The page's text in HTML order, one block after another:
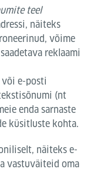
teel
näiteks
võime
reklaami
e-posti
(nt
enda sarnaste
küsitluste kohta.
näiteks e-
vastuväiteid oma